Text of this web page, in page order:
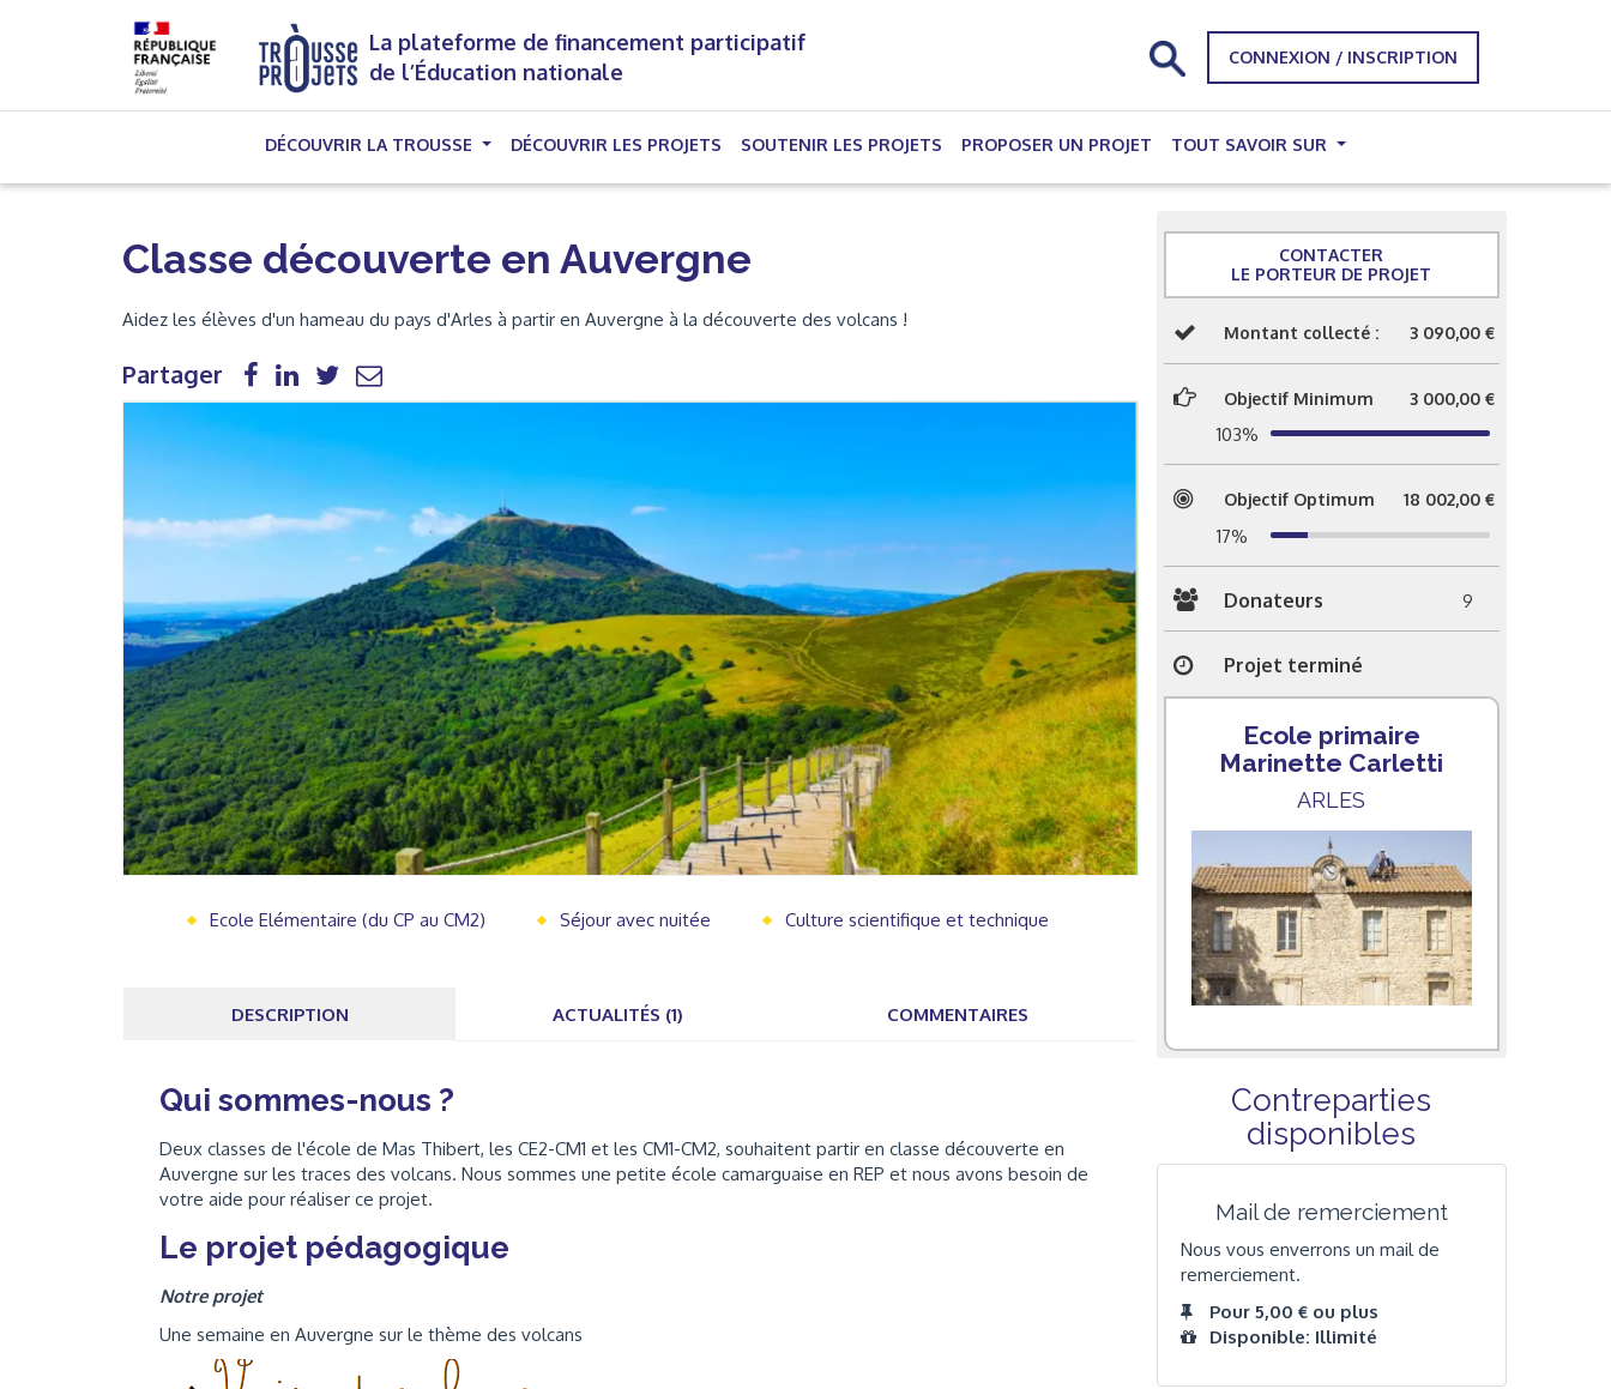
La plateforme de financement participatif
de l’Éducation nationale
CONNEXION / INSCRIPTION
DÉCOUVRIR LA TROUSSE DÉCOUVRIR LES PROJETS (CURRENT)
SOUTENIR LES PROJETS PROPOSER UN PROJET TOUT SAVOIR SUR
Classe découverte en Auvergne
Aidez les élèves d'un hameau du pays d'Arles à partir en Auvergne à la découverte des volcans !
Partager
Ecole Elémentaire (du CP au CM2) Séjour avec nuitée Culture scientifique et technique
DESCRIPTION ACTUALITÉS (1) COMMENTAIRES
Qui sommes-nous ?
Deux classes de l'école de Mas Thibert, les CE2-CM1 et les CM1-CM2, souhaitent partir en classe découverte en
Auvergne sur les traces des volcans. Nous sommes une petite école camarguaise en REP et nous avons besoin de
votre aide pour réaliser ce projet.
Le projet pédagogique
Notre projet
Une semaine en Auvergne sur le thème des volcans
CONTACTER
LE PORTEUR DE PROJET
Montant collecté : 3 090,00 €
Objectif Minimum 3 000,00 €
103%
Objectif Optimum 18 002,00 €
17%
Donateurs 9
Projet terminé
Ecole primaire
Marinette Carletti
ARLES
Contreparties
disponibles
Mail de remerciement
Nous vous enverrons un mail de
remerciement.
Pour 5,00 € ou plus
Disponible: Illimité